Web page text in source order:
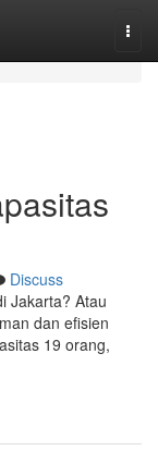
Discuss
Jakarta? Atau
dan efisien
19 orang,